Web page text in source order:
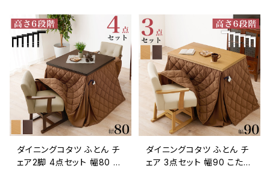
暮らし
ダイニングコタツ ふとん チ
ェア2脚 4点セット 幅80 こ
ダイニングコタツ ふとん チ
ェア 3点セット 幅90 こたつ